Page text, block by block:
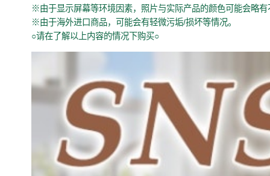
※由于显示屏幕等环境因素，照片与实际产品的颜色可能会略有
※由于海外进口商品，可能会有轻微污垢/损坏等情况。
○请在了解以上内容的情况下购买○